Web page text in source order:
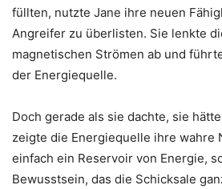
füllten, nutzte Jane ihre neuen
Angreifer zu überlisten. Sie lenkte
magnetischen Strömen ab und
der Energiequelle.
Doch gerade als sie dachte, sie
zeigte die Energiequelle ihre wahre
einfach ein Reservoir von Energie,
Bewusstsein, das die Schicksale